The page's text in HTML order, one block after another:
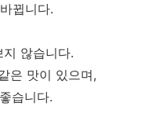
뀝니다.
않습니다.
은 맛이 있으며,
습니다.